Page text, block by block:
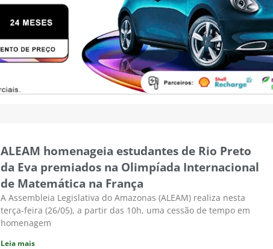
ALEAM homenageia estudantes de Rio Preto
da Eva premiados na Olimpíada Internacional
de Matemática na França
A Assembleia Legislativa do Amazonas (ALEAM) realiza nesta
terça-feira (26/05), a partir das 10h, uma cessão de tempo em
homenagem
Leia mais